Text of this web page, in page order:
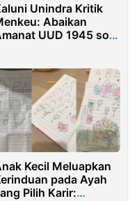
Unindra Kritik
Abaikan
UUD 1945 soal
Kecil Meluapkan
pada Ayah
Pilih Karir: